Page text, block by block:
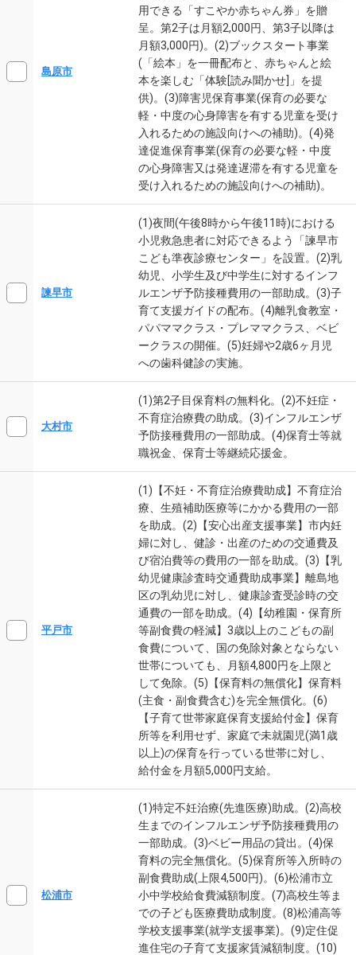
島原市
用できる「すこやか赤ちゃん券」を贈
呈。第2子は月額2,000円、第3子以降は
月額3,000円)。(2)ブックスタート事業
(「絵本」を一冊配布と、赤ちゃんと絵
本を楽しむ「体験[読み聞かせ]」を提
供)。(3)障害児保育事業(保育の必要な
軽・中度の心身障害を有する児童を受け
入れるための施設向けへの補助)。(4)発
達促進保育事業(保育の必要な軽・中度
の心身障害又は発達遅滞を有する児童を
受け入れるための施設向けへの補助)。
諫早市
(1)夜間(午後8時から午後11時)における
小児救急患者に対応できるよう「諫早市
こども準夜診療センター」を設置。(2)乳
幼児、小学生及び中学生に対するインフ
ルエンザ予防接種費用の一部助成。(3)子
育て支援ガイドの配布。(4)離乳食教室・
パパママクラス・プレママクラス、ベビ
ークラスの開催。(5)妊婦や2歳6ヶ月児
への歯科健診の実施。
大村市
(1)第2子目保育料の無料化。(2)不妊症・
不育症治療費の助成。(3)インフルエンザ
予防接種費用の一部助成。(4)保育士等就
職祝金、保育士等継続応援金。
平戸市
(1)【不妊・不育症治療費助成】不育症治
療、生殖補助医療等にかかる費用の一部
を助成。(2)【安心出産支援事業】市内妊
婦に対し、健診・出産のための交通費及
び宿泊費等の費用の一部を助成。(3)【乳
幼児健康診査時交通費助成事業】離島地
区の乳幼児に対し、健康診査受診時の交
通費の一部を助成。(4)【幼稚園・保育所
等副食費の軽減】3歳以上のこどもの副
食費について、国の免除対象とならない
世帯についても、月額4,800円を上限と
して免除。(5)【保育料の無償化】保育料
(主食・副食費含む)を完全無償化。(6)
【子育て世帯家庭保育支援給付金】保育
所等を利用せず、家庭で未就園児(満1歳
以上)の保育を行っている世帯に対し、
給付金を月額5,000円支給。
松浦市
(1)特定不妊治療(先進医療)助成。(2)高校
生までのインフルエンザ予防接種費用の
一部助成。(3)ベビー用品の貸出。(4)保
育料の完全無償化。(5)保育所等入所時の
副食費助成(上限4,500円)。(6)松浦市立
小中学校給食費減額制度。(7)高校生等ま
での子ども医療費助成制度。(8)松浦高等
学校支援事業(就学支援事業)。(9)定住促
進住宅の子育て支援家賃減額制度。(10)